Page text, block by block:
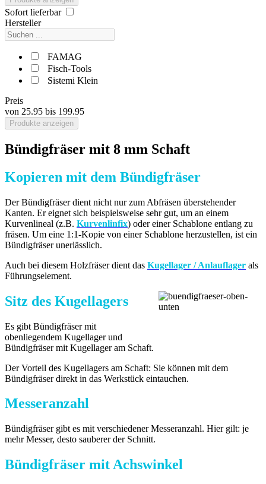
Sofort lieferbar
Hersteller
FAMAG
Fisch-Tools
Sistemi Klein
Preis
von 25.95 bis 199.95
Produkte anzeigen
Bündigfräser mit 8 mm Schaft
Kopieren mit dem Bündigfräser
Der Bündigfräser dient nicht nur zum Abfräsen überstehender
Kanten. Er eignet sich beispielsweise sehr gut, um an einem
Kurvenlineal (z.B. Kurvenlinfix) oder einer Schablone entlang zu
fräsen. Um eine 1:1-Kopie von einer Schablone herzustellen, ist ein
Bündigfräser unerlässlich.
Auch bei diesem Holzfräser dient das Kugellager / Anlauflager als
Führungselement.
Sitz des Kugellagers
Es gibt Bündigfräser mit
obenliegendem Kugellager und
Bündigfräser mit Kugellager am Schaft.
Der Vorteil des Kugellagers am Schaft: Sie können mit dem
Bündigfräser direkt in das Werkstück eintauchen.
Messeranzahl
Bündigfräser gibt es mit verschiedener Messeranzahl. Hier gilt: je
mehr Messer, desto sauberer der Schnitt.
Bündigfräser mit Achswinkel